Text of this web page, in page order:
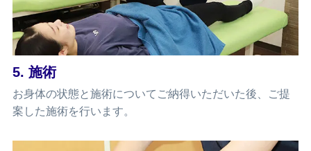
5. 施術
お身体の状態と施術についてご納得いただいた後、ご提
案した施術を行います。